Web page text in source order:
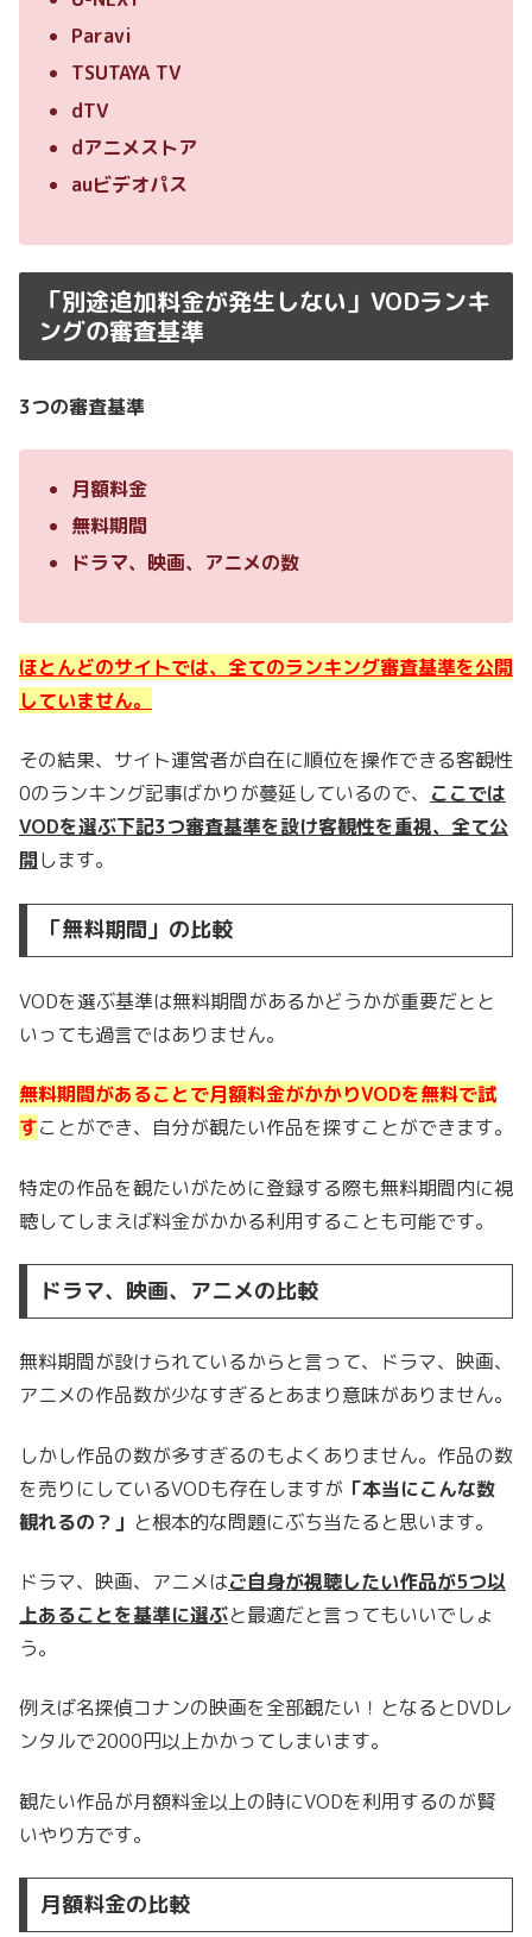
Paravi
TSUTAYA TV
dTV
dアニメストア
auビデオパス
「別途追加料金が発生しない」VODランキ
ングの審査基準
3つの審査基準
月額料金
無料期間
ドラマ、映画、アニメの数
ほとんどのサイトでは、全てのランキング審査基準を公開
していません。
その結果、サイト運営者が自在に順位を操作できる客観性
0のランキング記事ばかりが蔓延しているので、 ここでは
VODを選ぶ下記3つ審査基準を設け客観性を重視、全て公
開します。
「無料期間」の比較
VODを選ぶ基準は無料期間があるかどうかが重要だとと
いっても過言ではありません。
無料期間があることで月額料金がかかりVODを無料で試
すことができ、自分が観たい作品を探すことができます。
特定の作品を観たいがために登録する際も無料期間内に視
聴してしまえば料金がかかる利用することも可能です。
ドラマ、映画、アニメの比較
無料期間が設けられているからと言って、ドラマ、映画、
アニメの作品数が少なすぎるとあまり意味がありません。
しかし作品の数が多すぎるのもよくありません。作品の数
を売りにしているVODも存在しますが 「本当にこんな数
観れるの？」 と根本的な問題にぶち当たると思います。
ドラマ、映画、アニメはご自身が視聴したい作品が5つ以
上あることを基準に選ぶと最適だと言ってもいいでしょ
う。
例えば名探偵コナンの映画を全部観たい！となるとDVDレ
ンタルで2000円以上かかってしまいます。
観たい作品が月額料金以上の時にVODを利用するのが賢
いやり方です。
月額料金の比較